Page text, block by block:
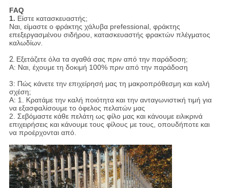
FAQ
1. Είστε κατασκευαστής;
Ναι, είμαστε ο φράκτης χάλυβα prefessional, φράκτης
επεξεργασμένου σιδήρου, κατασκευαστής φρακτών πλέγματος
καλωδίων.
2. Εξετάζετε όλα τα αγαθά σας πριν από την παράδοση;
Α: Ναι, έχουμε τη δοκιμή 100% πριν από την παράδοση
3: Πώς κάνετε την επιχείρησή μας τη μακροπρόθεσμη και καλή
σχέση;
Α: 1. Κρατάμε την καλή ποιότητα και την ανταγωνιστική τιμή για
να εξασφαλίσουμε το όφελος πελατών μας
2. Σεβόμαστε κάθε πελάτη ως φίλο μας και κάνουμε ειλικρινά
επιχειρήσεις και κάνουμε τους φίλους με τους, οπουδήποτε και
να προέρχονται από.